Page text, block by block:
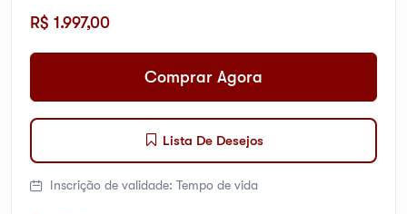
R$ 1.997,00
Comprar Agora
Lista De Desejos
Inscrição de validade: Tempo de vida